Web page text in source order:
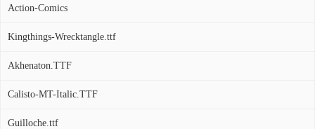
Action-Comics
Kingthings-Wrecktangle.ttf
Akhenaton.TTF
Calisto-MT-Italic.TTF
Guilloche.ttf